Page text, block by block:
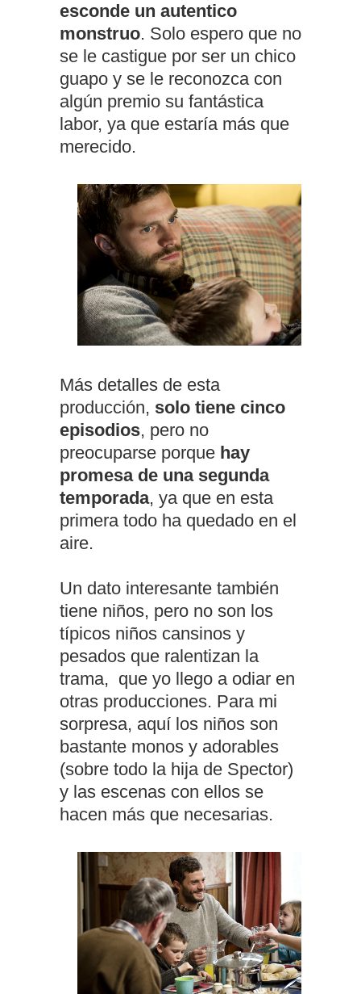
esconde un autentico
monstruo. Solo espero que no
se le castigue por ser un chico
guapo y se le reconozca con
algún premio su fantástica
labor, ya que estaría más que
merecido.
Más detalles de esta
producción, solo tiene cinco
episodios, pero no
preocuparse porque hay
promesa de una segunda
temporada, ya que en esta
primera todo ha quedado en el
aire.
Un dato interesante también
tiene niños, pero no son los
típicos niños cansinos y
pesados que ralentizan la
trama, que yo llego a odiar en
otras producciones. Para mi
sorpresa, aquí los niños son
bastante monos y adorables
(sobre todo la hija de Spector)
y las escenas con ellos se
hacen más que necesarias.